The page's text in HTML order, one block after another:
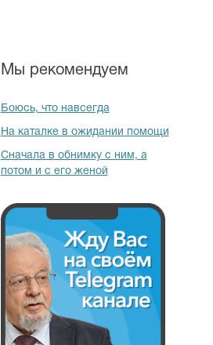
Мы рекомендуем
Боюсь, что навсегда
На каталке в ожидании помощи
Сначала в обнимку с ним, а
потом и с его женой